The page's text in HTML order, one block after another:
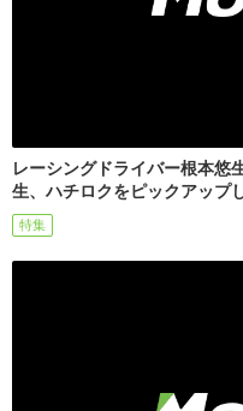
レーシングドライバー根本
生、ハチロクをピックアップ
特集